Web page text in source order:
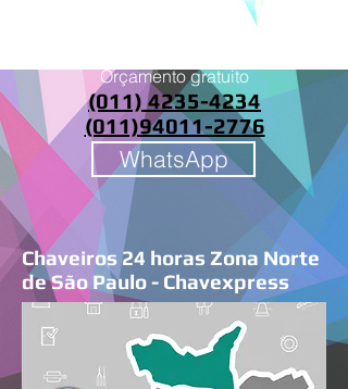
Orçamento gratuito
(011) 4235-4234
(011)94011-2776
WhatsApp
Chaveiros 24 horas Zona Norte
de São Paulo - Chavexpress